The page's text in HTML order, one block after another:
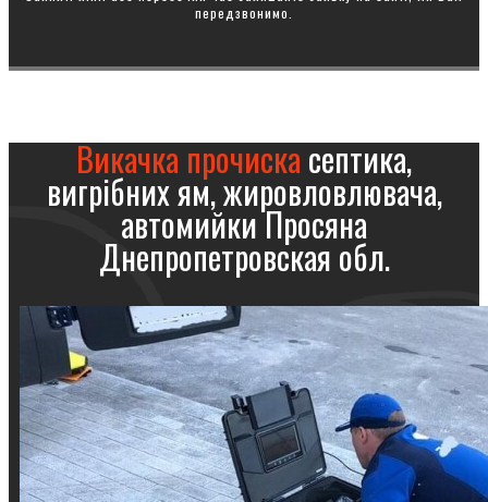
передзвонимо.
Викачка прочискасептика,
вигрібних ям, жировловлювача,
автомийки Просяна
Днепропетровская обл.